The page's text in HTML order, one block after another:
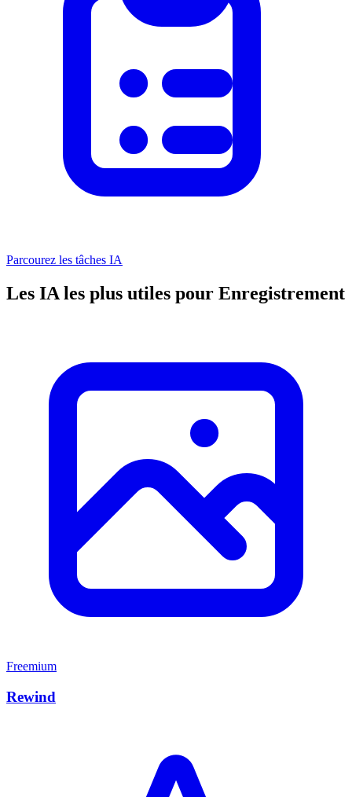
Parcourez les tâches IA
Les IA les plus utiles pour Enregistrement
Freemium
Rewind